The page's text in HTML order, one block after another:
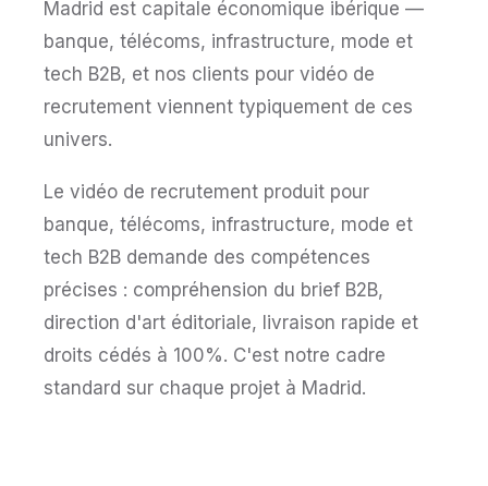
Madrid est capitale économique ibérique —
banque, télécoms, infrastructure, mode et
tech B2B, et nos clients pour vidéo de
recrutement viennent typiquement de ces
univers.
Le vidéo de recrutement produit pour
banque, télécoms, infrastructure, mode et
tech B2B demande des compétences
précises : compréhension du brief B2B,
direction d'art éditoriale, livraison rapide et
droits cédés à 100%. C'est notre cadre
standard sur chaque projet à Madrid.